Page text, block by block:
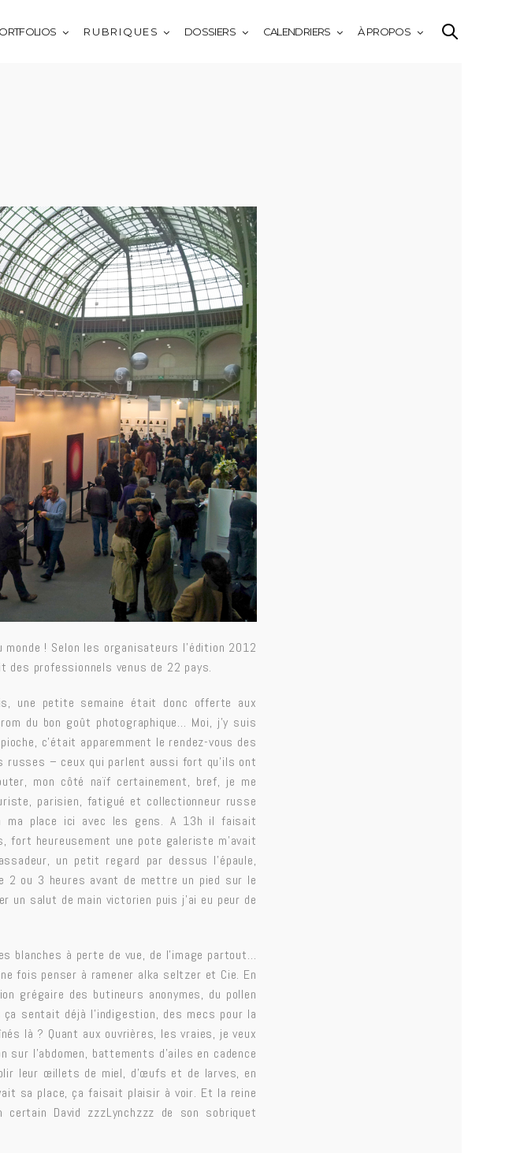
R U B R I Q U E S DOSSIERS CALENDRIERS À PROPOS
monde ! Selon les organisateurs l’édition 2012
professionnels venus de 22 pays.
une petite semaine était donc offerte aux
du bon goût photographique… Moi, j’y suis
c’était apparemment le rendez-vous des
– ceux qui parlent aussi fort qu’ils ont
mon côté naïf certainement, bref, je me
parisien, fatigué et collectionneur russe
ma place ici avec les gens. A 13h il faisait
heureusement une pote galeriste m’avait
un petit regard par dessus l’épaule,
2 ou 3 heures avant de mettre un pied sur le
un salut de main victorien puis j’ai eu peur de
blanches à perte de vue, de l’image partout…
fois penser à ramener alka seltzer et Cie. En
grégaire des butineurs anonymes, du pollen
sentait déjà l’indigestion, des mecs pour la
là ? Quant aux ouvrières, les vraies, je veux
l’abdomen, battements d’ailes en cadence
leur œillets de miel, d’œufs et de larves, en
sa place, ça faisait plaisir à voir. Et la reine
David zzzLynchzzz de son sobriquet